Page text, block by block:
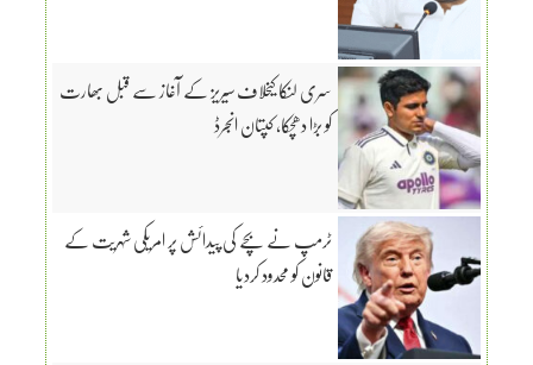
سری لنکا کیخلاف سیریز کے آغاز سے قبل بھارت
کو بڑا دھچکا، کپتان انجرڈ
ٹرمپ نے بچے کی پیدائش پر امریکی شہریت کے
قانون کو محدود کردیا